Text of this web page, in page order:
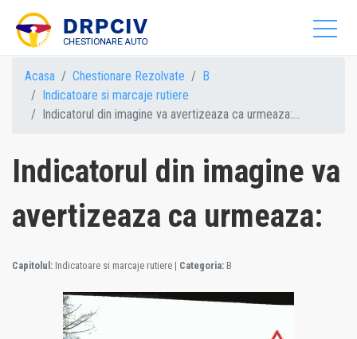
Acasa Chestionare Rezolvate
B
Indicatoare si marcaje rutiere
Indicatorul din imagine va avertizeaza ca urmeaza:...
Indicatorul din imagine va
avertizeaza ca urmeaza:
Capitolul: Indicatoare si marcaje rutiere | Categoria: B